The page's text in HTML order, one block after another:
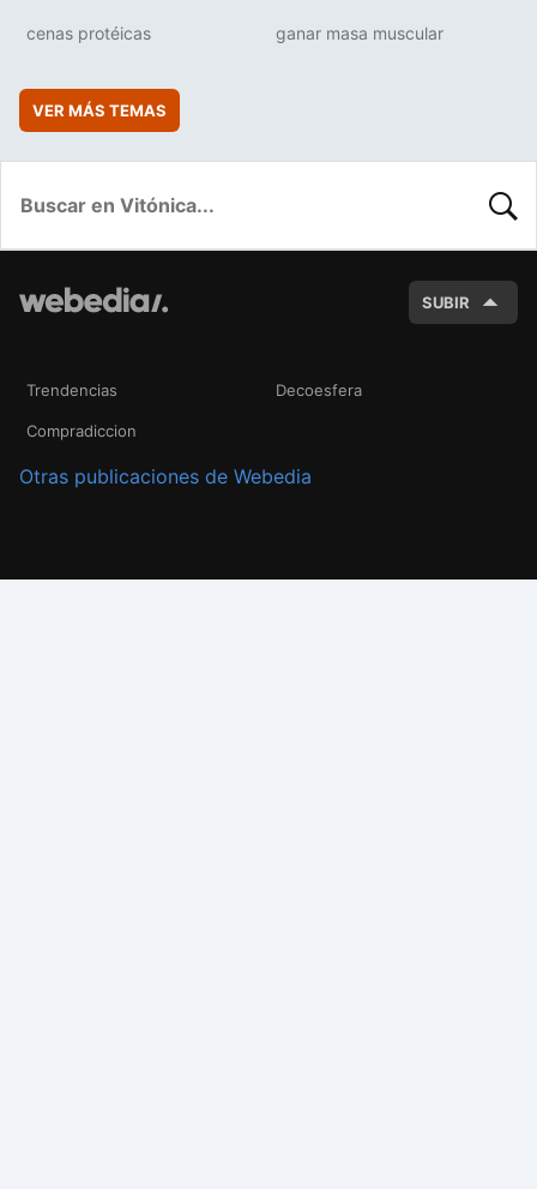
cenas protéicas ganar masa muscular
VER MÁS TEMAS
SUBIR
Trendencias Decoesfera
Compradiccion
Otras publicaciones de Webedia